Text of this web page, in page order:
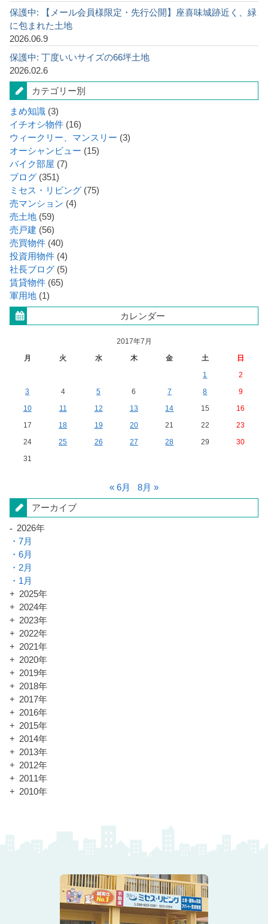
保護中: 【メール会員様限定・先行公開】座喜味城跡近く、緑
に包まれた土地
2026.06.9
保護中: 丁度いいサイズの66坪土地
2026.02.6
カテゴリー別
まめ知識 (3)
イチオシ物件 (16)
ウィークリー、マンスリー (3)
オーシャンビュー (15)
バイク部屋 (7)
ブログ (351)
ミセス・リビング (75)
売マンション (4)
売土地 (59)
売戸建 (56)
売買物件 (40)
投資用物件 (4)
社長ブログ (5)
賃貸物件 (65)
軍用地 (1)
カレンダー
2017年7月
月
火 水 木 金 土
日
1
2
3
4 5 6 7 8
9
10
11 12 13 14 15
16
17
18 19 20 21 22
23
24
25 26 27 28 29
30
31
« 6月 8月 »
アーカイブ
2026年
7月
6月
2月
1月
2025年
2024年
2023年
2022年
2021年
2020年
2019年
2018年
2017年
2016年
2015年
2014年
2013年
2012年
2011年
2010年